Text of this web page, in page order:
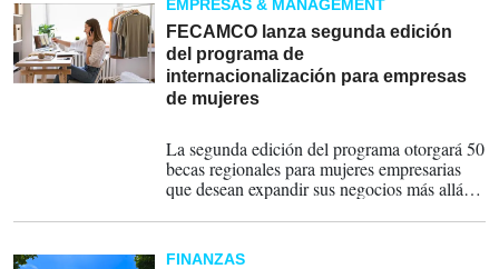
EMPRESAS & MANAGEMENT
FECAMCO lanza segunda edición
del programa de
internacionalización para empresas
de mujeres
La segunda edición del programa otorgará 50
becas regionales para mujeres empresarias
que desean expandir sus negocios más allá de
requisitos necesarios.
FINANZAS